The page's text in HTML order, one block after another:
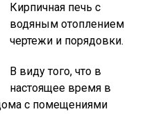
Кирпичная печь с
водяным отоплением
чертежи и порядовки.
В виду того, что в
настоящее вpeмя в
с помещениями